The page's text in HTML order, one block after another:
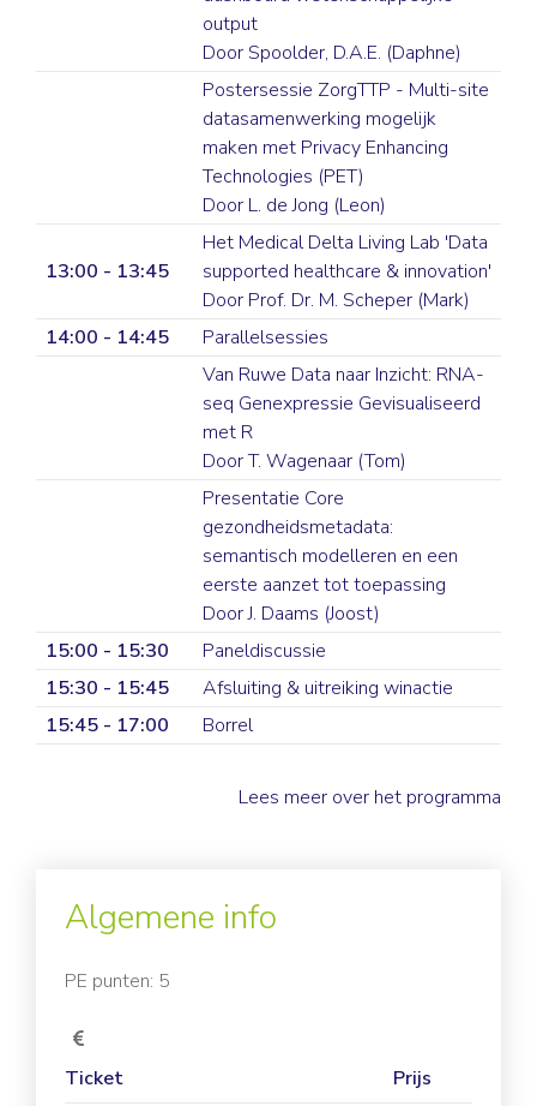
output
Door Spoolder, D.A.E. (Daphne)
Postersessie ZorgTTP - Multi-site
datasamenwerking mogelijk
maken met Privacy Enhancing
Technologies (PET)
Door L. de Jong (Leon)
13:00 - 13:45
Het Medical Delta Living Lab 'Data
supported healthcare & innovation'
Door Prof. Dr. M. Scheper (Mark)
14:00 - 14:45
Parallelsessies
Van Ruwe Data naar Inzicht: RNA-
seq Genexpressie Gevisualiseerd
met R
Door T. Wagenaar (Tom)
Presentatie Core
gezondheidsmetadata:
semantisch modelleren en een
eerste aanzet tot toepassing
Door J. Daams (Joost)
15:00 - 15:30
Paneldiscussie
15:30 - 15:45
Afsluiting & uitreiking winactie
15:45 - 17:00
Borrel
Lees meer over het programma
Algemene info
PE punten: 5
Ticket
Prijs